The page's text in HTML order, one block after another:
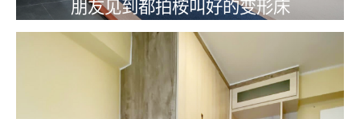
朋友见到都拍桉叫好的变形床